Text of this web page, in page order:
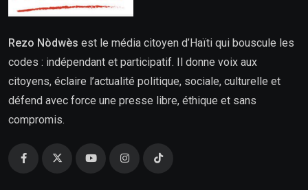
Rezo Nòdwès est le média citoyen d’Haïti qui bouscule les
codes : indépendant et participatif. Il donne voix aux
citoyens, éclaire l’actualité politique, sociale, culturelle et
défend avec force une presse libre, éthique et sans
compromis.